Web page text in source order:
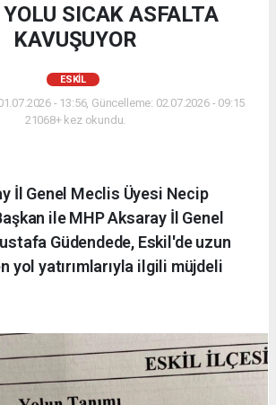
SICAK ASFALTA
KAVUŞUYOR
ESKİL
- 13:56, Güncelleme: 02.07.2026 - 09:15
21068+ kez okundu.
İl Genel Meclis Üyesi Necip
ile MHP Aksaray İl Genel
Güdendede, Eskil'de uzun
yol yatırımlarıyla ilgili müjdeli